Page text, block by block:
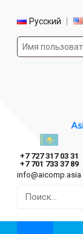
Выбор
Русский
Форма
Asia
+7 727 317 03 31
+7 701 733 37 89
info@aicomp.asia